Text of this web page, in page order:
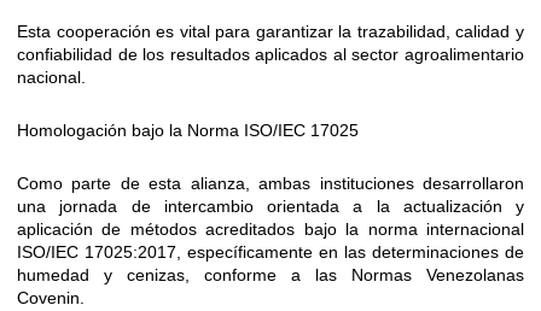
Esta cooperación es vital para garantizar la trazabilidad, calidad y
confiabilidad de los resultados aplicados al sector agroalimentario
nacional.
Homologación bajo la Norma ISO/IEC 17025
Como parte de esta alianza, ambas instituciones desarrollaron
una jornada de intercambio orientada a la actualización y
aplicación de métodos acreditados bajo la norma internacional
ISO/IEC 17025:2017, específicamente en las determinaciones de
humedad y cenizas, conforme a las Normas Venezolanas
Covenin.